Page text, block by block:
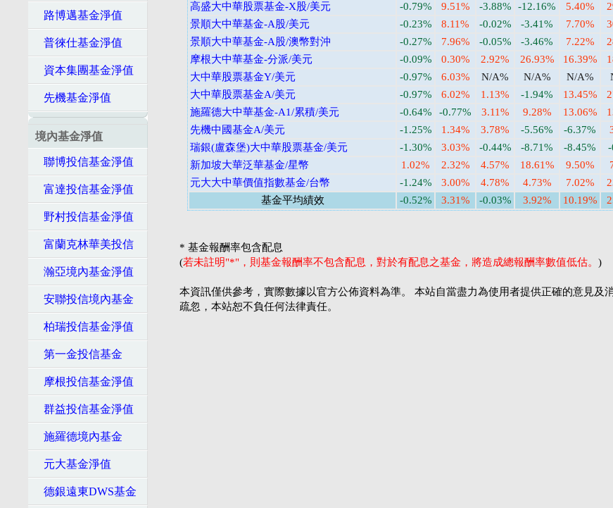
路博邁基金淨值
普徠仕基金淨值
資本集團基金淨值
先機基金淨值
境內基金淨值
聯博投信基金淨值
富達投信基金淨值
野村投信基金淨值
富蘭克林華美投信
瀚亞境內基金淨值
安聯投信境內基金
柏瑞投信基金淨值
第一金投信基金
摩根投信基金淨值
群益投信基金淨值
施羅德境內基金
元大基金淨值
德銀遠東DWS基金
高盛大中華股票基金-X股/美元
-0.79% 9.51% -3.88% -12.16% 5.40%
景順大中華基金-A股/美元
-0.23% 8.11% -0.02% -3.41% 7.70%
景順大中華基金-A股/澳幣對沖
-0.27% 7.96% -0.05% -3.46% 7.22%
摩根大中華基金-分派/美元
-0.09% 0.30% 2.92% 26.93% 16.39%
大中華股票基金Y/美元
-0.97% 6.03% N/A% N/A% N/A%
大中華股票基金A/美元
-0.97% 6.02% 1.13% -1.94% 13.45%
施羅德大中華基金-A1/累積/美元
-0.64% -0.77% 3.11% 9.28% 13.06%
先機中國基金A/美元
-1.25% 1.34% 3.78% -5.56% -6.37%
瑞銀(盧森堡)大中華股票基金/美元
-1.30% 3.03% -0.44% -8.71% -8.45%
新加坡大華泛華基金/星幣
1.02% 2.32% 4.57% 18.61% 9.50%
元大大中華價值指數基金/台幣
-1.24% 3.00% 4.78% 4.73% 7.02%
基金平均績效
-0.52% 3.31% -0.03% 3.92% 10.19%
* 基金報酬率包含配息
(若未註明"*"，則基金報酬率不包含配息，對於有配息之基金，將造成總報酬率數值低估。 )
本資訊僅供參考，實際數據以官方公佈資料為準。 本站自當盡力為使用者提供正確的意見及
疏忽，本站恕不負任何法律責任。